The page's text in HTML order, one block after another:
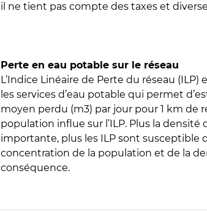
il ne tient pas compte des taxes et
Perte en eau potable sur le réseau
L’Indice Linéaire de Perte du réseau
les services d’eau potable qui permet
moyen perdu (m3) par jour pour 1 km de
population influe sur l’ILP. Plus la
importante, plus les ILP sont susceptible
concentration de la population et de la
conséquence.